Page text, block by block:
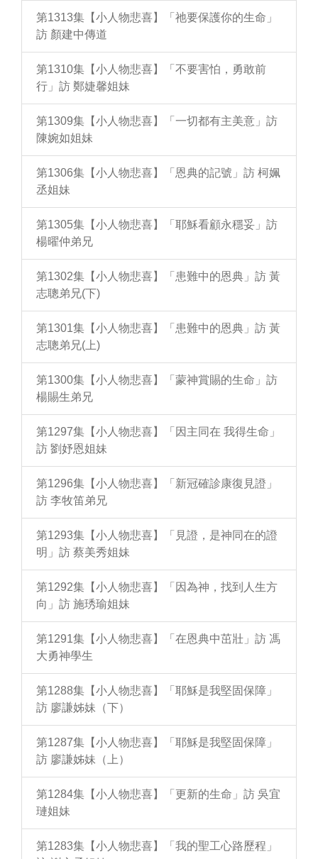
第1313集【小人物悲喜】「祂要保護你的生命」
訪 顏建中傳道
第1310集【小人物悲喜】「不要害怕，勇敢前
行」訪 鄭婕馨姐妹
第1309集【小人物悲喜】「一切都有主美意」訪
陳婉如姐妹
第1306集【小人物悲喜】「恩典的記號」訪 柯姵
丞姐妹
第1305集【小人物悲喜】「耶穌看顧永穩妥」訪
楊曜仲弟兄
第1302集【小人物悲喜】「患難中的恩典」訪 黃
志聰弟兄(下)
第1301集【小人物悲喜】「患難中的恩典」訪 黃
志聰弟兄(上)
第1300集【小人物悲喜】「蒙神賞賜的生命」訪
楊賜生弟兄
第1297集【小人物悲喜】「因主同在 我得生命」
訪 劉妤恩姐妹
第1296集【小人物悲喜】「新冠確診康復見證」
訪 李牧笛弟兄
第1293集【小人物悲喜】「見證，是神同在的證
明」訪 蔡美秀姐妹
第1292集【小人物悲喜】「因為神，找到人生方
向」訪 施琇瑜姐妹
第1291集【小人物悲喜】「在恩典中茁壯」訪 馮
大勇神學生
第1288集【小人物悲喜】「耶穌是我堅固保障」
訪 廖謙姊妹（下）
第1287集【小人物悲喜】「耶穌是我堅固保障」
訪 廖謙姊妹（上）
第1284集【小人物悲喜】「更新的生命」訪 吳宜
璉姐妹
第1283集【小人物悲喜】「我的聖工心路歷程」